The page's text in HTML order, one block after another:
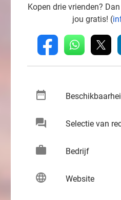
Kopen drie vrienden?
jou gratis! (
fb whatsapp
date_range
chat Selectie van
work Bedrijf
language Website